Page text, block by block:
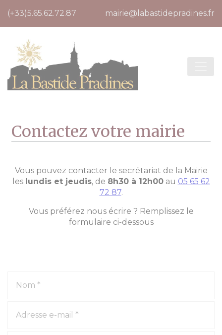
(+33)5.65.62.72.87 mairie@labastidepradines.fr
Contactez votre mairie
Vous pouvez contacter le secrétariat de la Mairie
les lundis et jeudis, de 8h30 à 12h00au 05 65 62
72 87.
Vous préférez nous écrire ? Remplissez le
formulaire ci-dessous